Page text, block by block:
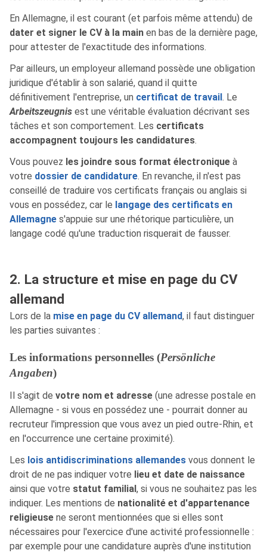
En Allemagne, il est courant (et parfois même attendu) de
dater et signer le CV à la main en bas de la dernière page,
pour attester de l'exactitude des informations.
Par ailleurs, un employeur allemand possède une obligation
juridique d'établir à son salarié, quand il quitte
définitivement l'entreprise, un certificat de travail . Le
Arbeitszeugnis est une véritable évaluation décrivant ses
tâches et son comportement. Les certificats
accompagnent toujours les candidatures.
Vous pouvez les joindre sous format électronique à
votre dossier de candidature. En revanche, il n'est pas
conseillé de traduire vos certificats français ou anglais si
vous en possédez, car le langage des certificats en
Allemagne s'appuie sur une rhétorique particulière, un
langage codé qu'une traduction risquerait de fausser.
2. La structure et mise en page du CV
allemand
Lors de la mise en page du CV allemand, il faut distinguer
les parties suivantes :
Les informations personnelles (Persönliche
Angaben)
Il s'agit de votre nom et adresse (une adresse postale en
Allemagne - si vous en possédez une - pourrait donner au
recruteur l'impression que vous avez un pied outre-Rhin, et
en l'occurrence une certaine proximité).
Les lois antidiscriminations allemandes vous donnent le
droit de ne pas indiquer votre lieu et date de naissance
ainsi que votre statut familial, si vous ne souhaitez pas les
indiquer. Les mentions de nationalité et d'appartenance
religieuse ne seront mentionnées que si elles sont
nécessaires pour l'exercice d'une activité professionnelle :
par exemple pour une candidature auprès d'une institution